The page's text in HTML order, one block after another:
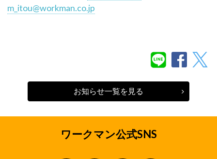
m_itou@workman.co.jp
お知らせ一覧を見る
ワークマン公式SNS